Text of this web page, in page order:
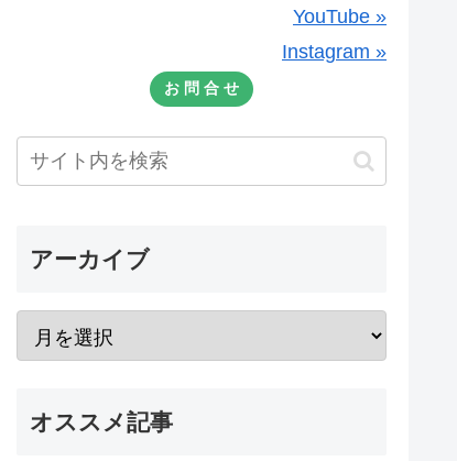
YouTube »
Instagram »
お 問 合 せ
アーカイブ
オススメ記事